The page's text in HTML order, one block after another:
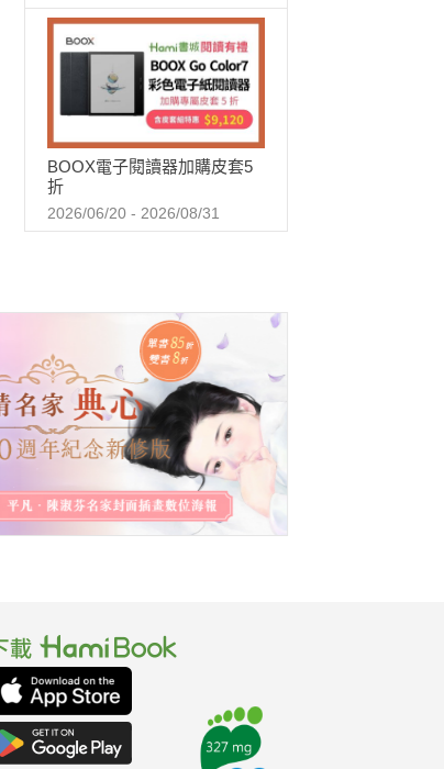
BOOX電子閱讀器加購皮套5
折
2026/06/20 - 2026/08/31